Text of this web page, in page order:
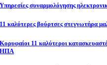
Υπηρεσίες συναρμολόγησης
11 καλύτερες βούρτσες στεγνωτήρα
Κορυφαίοι 11 καλύτεροι
ΗΠΑ